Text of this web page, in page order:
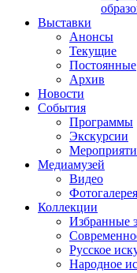
Выставки
Анонсы
Текущие
Постоянные
Архив
Новости
События
Программы
Экскурсии
Медиамузей
Видео
Фотогалерея
Коллекции
Избранные
Русское
Народное